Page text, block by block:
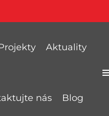
Aktuality
nás Blog